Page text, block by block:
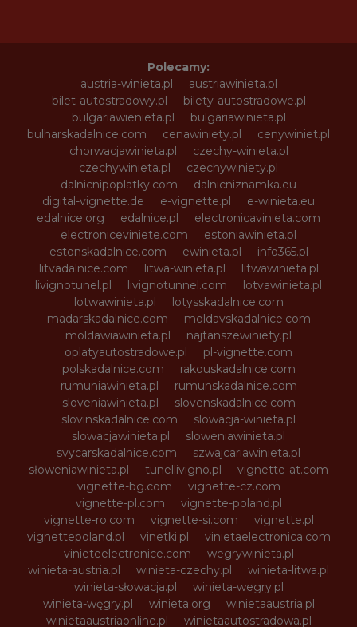
Polecamy:
austria-winieta.pl
austriawinieta.pl
bilet-autostradowy.pl
bilety-autostradowe.pl
bulgariawienieta.pl
bulgariawinieta.pl
bulharskadalnice.com
cenawiniety.pl
cenywiniet.pl
chorwacjawinieta.pl
czechy-winieta.pl
czechywinieta.pl
czechywiniety.pl
dalnicnipoplatky.com
dalnicniznamka.eu
digital-vignette.de
e-vignette.pl
e-winieta.eu
edalnice.org
edalnice.pl
electronicavinieta.com
electroniceviniete.com
estoniawinieta.pl
estonskadalnice.com
ewinieta.pl
info365.pl
litvadalnice.com
litwa-winieta.pl
litwawinieta.pl
livignotunel.pl
livignotunnel.com
lotvawinieta.pl
lotwawinieta.pl
lotysskadalnice.com
madarskadalnice.com
moldavskadalnice.com
moldawiawinieta.pl
najtanszewiniety.pl
oplatyautostradowe.pl
pl-vignette.com
polskadalnice.com
rakouskadalnice.com
rumuniawinieta.pl
rumunskadalnice.com
sloveniawinieta.pl
slovenskadalnice.com
slovinskadalnice.com
slowacja-winieta.pl
slowacjawinieta.pl
sloweniawinieta.pl
svycarskadalnice.com
szwajcariawinieta.pl
słoweniawinieta.pl
tunellivigno.pl
vignette-at.com
vignette-bg.com
vignette-cz.com
vignette-pl.com
vignette-poland.pl
vignette-ro.com
vignette-si.com
vignette.pl
vignettepoland.pl
vinetki.pl
vinietaelectronica.com
vinieteelectronice.com
wegrywinieta.pl
winieta-austria.pl
winieta-czechy.pl
winieta-litwa.pl
winieta-słowacja.pl
winieta-wegry.pl
winieta-węgry.pl
winieta.org
winietaaustria.pl
winietaaustriaonline.pl
winietaautostradowa.pl